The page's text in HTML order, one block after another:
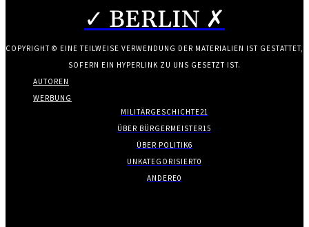
✓ BERLIN ✗
COPYRIGHT © EINE TEILWEISE VERWENDUNG DER MATERIALIEN IST GESTATTET,
SOFERN EIN HYPERLINK ZU UNS GESETZT IST.
AUTOREN
WERBUNG
MILITÄRGESCHICHTE21
ÜBER BÜRGERMEISTER15
ÜBER POLITIK6
UNKATEGORISIERT0
ANDERE0